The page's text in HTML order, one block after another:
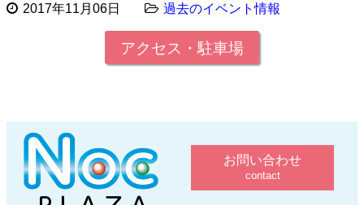
2017年11月06日 過去のイベント情報
アクセス・駐車場
お問い合わせ
contact